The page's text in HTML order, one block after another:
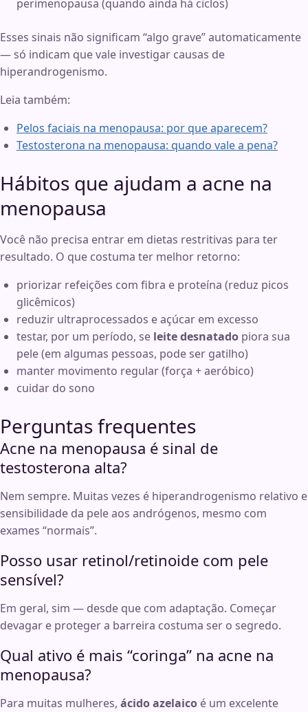
perimenopausa (quando ainda há ciclos)
Esses sinais não significam “algo grave” automaticamente
— só indicam que vale investigar causas de
hiperandrogenismo.
Leia também:
Pelos faciais na menopausa: por que aparecem?
Testosterona na menopausa: quando vale a pena?
Hábitos que ajudam a acne na
menopausa
Você não precisa entrar em dietas restritivas para ter
resultado. O que costuma ter melhor retorno:
priorizar refeições com fibra e proteína (reduz picos
glicêmicos)
reduzir ultraprocessados e açúcar em excesso
testar, por um período, se leite desnatado piora sua
pele (em algumas pessoas, pode ser gatilho)
manter movimento regular (força + aeróbico)
cuidar do sono
Perguntas frequentes
Acne na menopausa é sinal de
testosterona alta?
Nem sempre. Muitas vezes é hiperandrogenismo relativo e
sensibilidade da pele aos andrógenos, mesmo com
exames “normais”.
Posso usar retinol/retinoide com pele
sensível?
Em geral, sim — desde que com adaptação. Começar
devagar e proteger a barreira costuma ser o segredo.
Qual ativo é mais “coringa” na acne na
menopausa?
Para muitas mulheres, ácido azelaico é um excelente